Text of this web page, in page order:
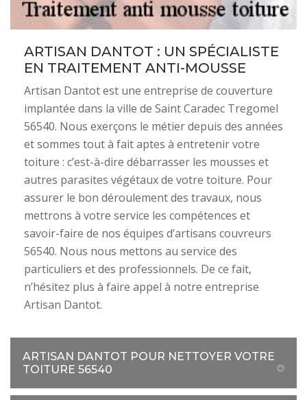
ARTISAN DANTOT : UN SPÉCIALISTE
EN TRAITEMENT ANTI-MOUSSE
Artisan Dantot est une entreprise de couverture
implantée dans la ville de Saint Caradec Tregomel
56540. Nous exerçons le métier depuis des années
et sommes tout à fait aptes à entretenir votre
toiture : c’est-à-dire débarrasser les mousses et
autres parasites végétaux de votre toiture. Pour
assurer le bon déroulement des travaux, nous
mettrons à votre service les compétences et
savoir-faire de nos équipes d’artisans couvreurs
56540. Nous nous mettons au service des
particuliers et des professionnels. De ce fait,
n’hésitez plus à faire appel à notre entreprise
Artisan Dantot.
ARTISAN DANTOT POUR NETTOYER VOTRE
TOITURE 56540